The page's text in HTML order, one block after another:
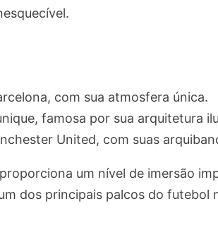
com sua atmosfera única.
famosa por sua arquitetura
United, com suas
um nível de imersão
dos principais palcos do futebol